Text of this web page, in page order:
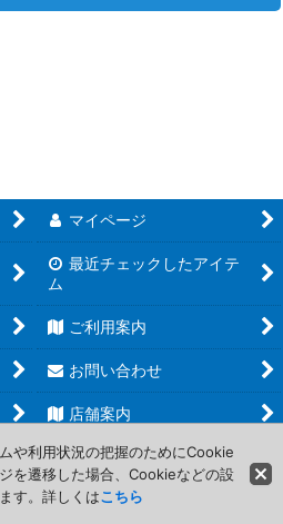
ーナ）
マイページ
最近チェックしたアイテ
ム
ご利用案内
お問い合わせ
店舗案内
CORE Corporation. All Rights
Reserved.
や利用状況の把握のためにCookie
を遷移した場合、Cookieなどの設
す。詳しくはこちら